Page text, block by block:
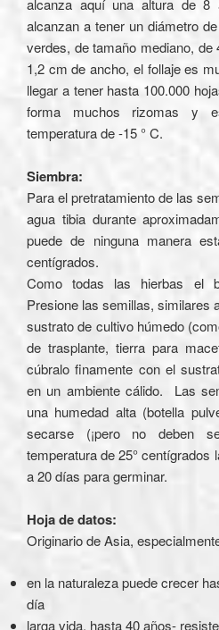
alcanza aquí una altura de
alcanzan a tener un diámetro
verdes, de tamaño mediano,
1,2 cm de ancho, el follaje es
llegar a tener hasta 100.000
forma muchos rizomas y
temperatura de -15 ° C.
Siembra:
Para el pretratamiento de las
agua tibia durante
puede de ninguna manera
centígrados.
Como todas las hierbas el
Presione las semillas, similares
sustrato de cultivo húmedo
de trasplante, tierra para
cúbralo finamente con el
en un ambiente cálido. Las
una humedad alta (botella
secarse (¡pero no deben
temperatura de 25° centígrados
a 20 días para germinar.
Hoja de datos:
Originario de Asia,
en la naturaleza puede crecer
día
larga vida, hasta 40 años-